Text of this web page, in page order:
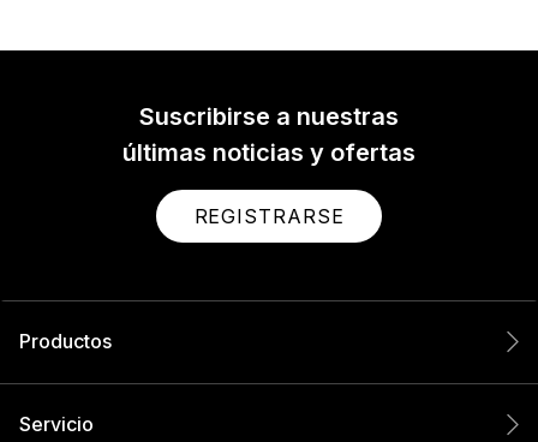
Suscribirse a nuestras
últimas noticias y ofertas
REGISTRARSE
Productos
Servicio